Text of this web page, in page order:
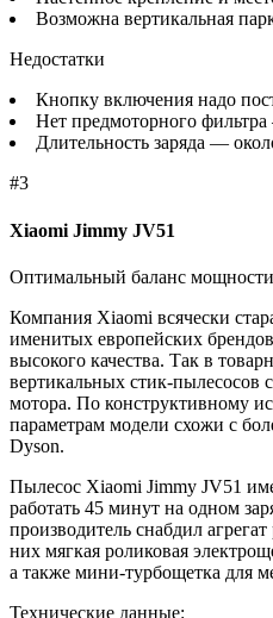
Возможна вертикальная
Недостатки
Кнопку включения надо
Нет предмоторного
Длительность заряда —
#3
Xiaomi Jimmy JV51
Оптимальный баланс
Компания Xiaomi всячески
именитых европейских
высокого качества. Так в
вертикальных стик-пылесосов
мотора. По конструктивному
параметрам модели схожи с
Dyson.
Пылесос Xiaomi Jimmy JV51
работать 45 минут на одном
производитель снабдил
них мягкая роликовая
а также мини-турбощетка для
Технические данные: